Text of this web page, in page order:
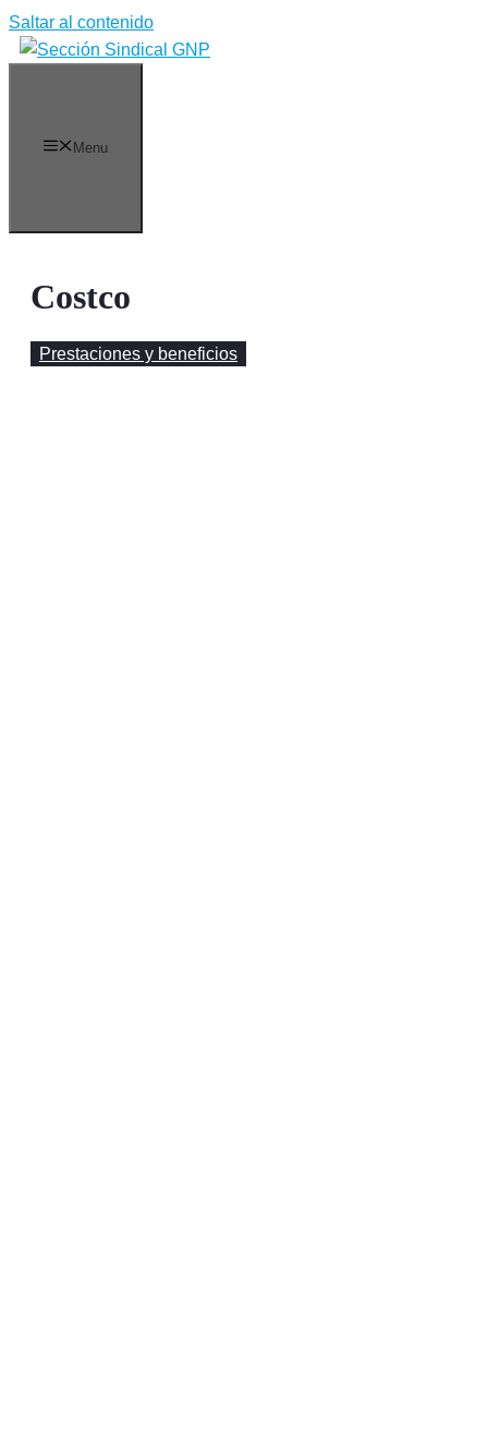
Saltar al contenido
Menu
Costco
Prestaciones y beneficios